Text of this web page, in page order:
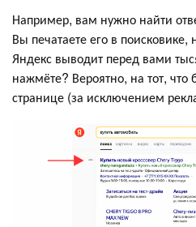
Например, вам нужно найти
Вы печатаете его в
Яндекс выводит перед вами
нажмёте? Вероятно, на тот,
странице (за исключением